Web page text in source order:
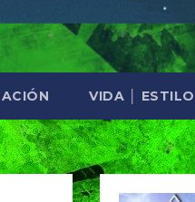
VIDA │ ESTILO